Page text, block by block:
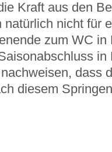
Kraft aus den
natürlich nicht für
zum WC in
in
dass
diesem